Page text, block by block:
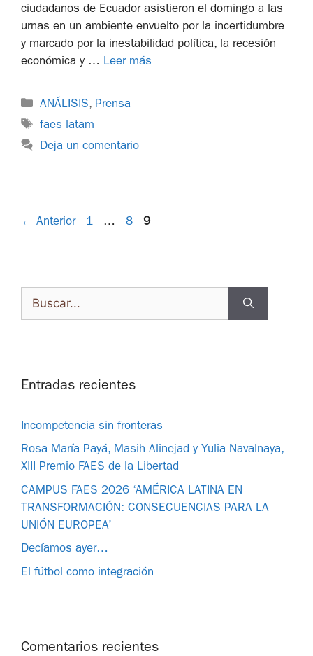
ciudadanos de Ecuador asistieron el domingo a las
urnas en un ambiente envuelto por la incertidumbre
y marcado por la inestabilidad política, la recesión
económica y … Leer más
ANÁLISIS, Prensa
faes latam
Deja un comentario
← Anterior 1 … 8 9
Entradas recientes
Incompetencia sin fronteras
Rosa María Payá, Masih Alinejad y Yulia Navalnaya,
XIII Premio FAES de la Libertad
CAMPUS FAES 2026 ‘AMÉRICA LATINA EN
TRANSFORMACIÓN: CONSECUENCIAS PARA LA
UNIÓN EUROPEA’
Decíamos ayer…
El fútbol como integración
Comentarios recientes